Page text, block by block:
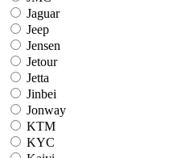
Jaguar
Jeep
Jensen
Jetour
Jetta
Jinbei
Jonway
KTM
KYC